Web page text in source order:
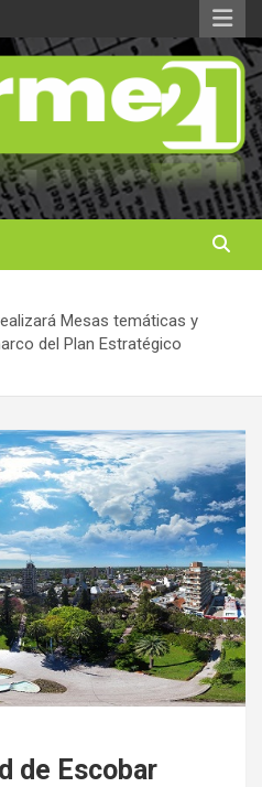
Mesas temáticas y
del Plan Estratégico
de Escobar